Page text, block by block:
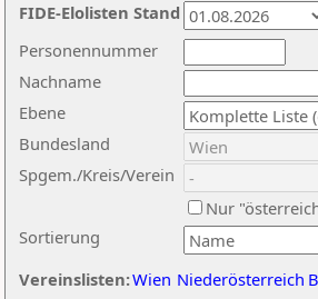
Nachname
Ebene
Sortierung
Personennummer
Bundesland
Spgem./Kreis/Verein
Nur
Vereinslisten:Wien Niederösterreich
FIDE-Elolisten Stand